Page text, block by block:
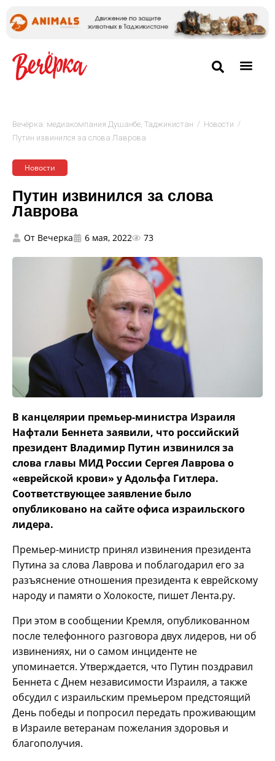
Вечёрка: медиакомпания Душанбе, Таджикистан / Новости /
Путин извинился за слова Лаврова
Новости
Путин извинился за слова
Лаврова
От Вечерка 6 мая, 2022 73
В канцелярии премьер-министра Израиля
Нафтали Беннета заявили, что российский
президент Владимир Путин извинился за
слова главы МИД России Сергея Лаврова о
«еврейской крови» у Адольфа Гитлера.
Соответствующее заявление было
опубликовано на сайте офиса израильского
лидера.
Премьер-министр принял извинения президента
Путина за слова Лаврова и поблагодарил его за
разъяснение отношения президента к еврейскому
народу и памяти о Холокосте, пишет Лента.ру.
При этом в сообщении Кремля, опубликованном
после телефонного разговора двух лидеров, ни об
извинениях, ни о самом инциденте не
упоминается. Утверждается, что Путин поздравил
Беннета с Днем независимости Израиля, а также
обсудил с израильским премьером предстоящий
День победы и попросил передать проживающим
в Израиле ветеранам пожелания здоровья и
благополучия.